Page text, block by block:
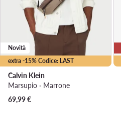
extra -15% Codice: LAST
Novità
Calvin Klein
Marsupio · Marrone
69,99€